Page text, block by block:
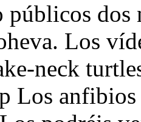
públicos dos
Los
neck
Los